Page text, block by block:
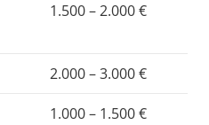
1.500 – 2.000 €
2.000 – 3.000 €
1.000 – 1.500 €